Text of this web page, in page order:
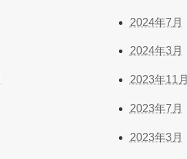
2024年7月
2024年3月
2023年11月
2023年7月
2023年3月